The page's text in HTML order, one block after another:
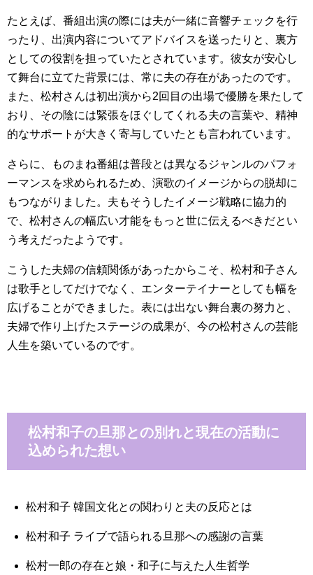
たとえば、番組出演の際には夫が一緒に音響チェックを行
ったり、出演内容についてアドバイスを送ったりと、裏方
としての役割を担っていたとされています。彼女が安心し
て舞台に立てた背景には、常に夫の存在があったのです。
また、松村さんは初出演から2回目の出場で優勝を果たして
おり、その陰には緊張をほぐしてくれる夫の言葉や、精神
的なサポートが大きく寄与していたとも言われています。
さらに、ものまね番組は普段とは異なるジャンルのパフォ
ーマンスを求められるため、演歌のイメージからの脱却に
もつながりました。夫もそうしたイメージ戦略に協力的
で、松村さんの幅広い才能をもっと世に伝えるべきだとい
う考えだったようです。
こうした夫婦の信頼関係があったからこそ、松村和子さん
は歌手としてだけでなく、エンターテイナーとしても幅を
広げることができました。表には出ない舞台裏の努力と、
夫婦で作り上げたステージの成果が、今の松村さんの芸能
人生を築いているのです。
松村和子の旦那との別れと現在の活動に
込められた想い
松村和子 韓国文化との関わりと夫の反応とは
松村和子 ライブで語られる旦那への感謝の言葉
松村一郎の存在と娘・和子に与えた人生哲学